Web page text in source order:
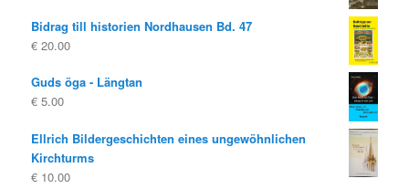
var:
är:
Bidrag till historien Nordhausen Bd. 47
€ 20.00
Guds öga - Längtan
€ 5.00
Ellrich Bildergeschichten eines ungewöhnlichen
Kirchturms
€ 10.00